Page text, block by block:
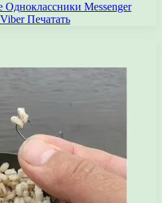
Одноклассники Messenger
Viber Печатать